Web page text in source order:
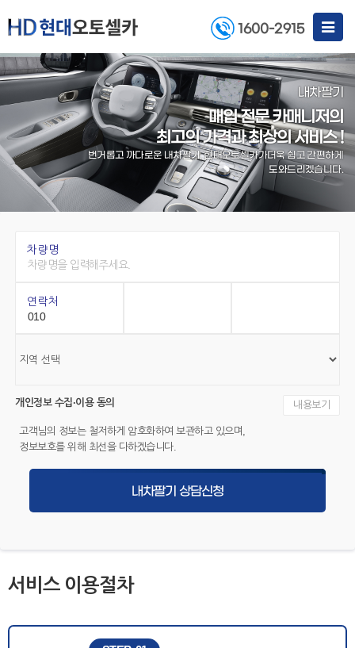
Toggle
1600-2915
내차팔기
매입 전문 카매니저의
최고의 가격과 최상의 서비스 !
번거롭고 까다로운 내차팔기, 현대오토셀카가더욱 쉽고 간편하게
도와드리겠습니다.
차량명
연락처
개인정보 수집·이용 동의 내용보기
고객님의 정보는 철저하게 암호화하여 보관하고 있으며,
정보보호를 위해 최선을 다하겠습니다.
내차팔기 상담신청
서비스 이용절차